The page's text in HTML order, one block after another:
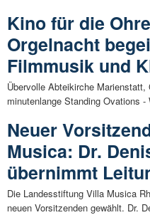
Kino für die
Orgelnacht
Filmmusik und
Übervolle Abteikirche Marienstatt,
minutenlange Standing Ovations -
Neuer
Musica: Dr.
übernimmt
Die Landesstiftung Villa Musica
neuen Vorsitzenden gewählt. Dr.